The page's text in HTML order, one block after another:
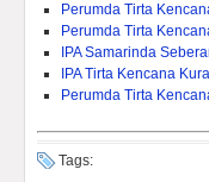
Perumda Tirta
Perumda Tirta
IPA Samarinda
IPA Tirta Kencana
Perumda Tirta
Tags: